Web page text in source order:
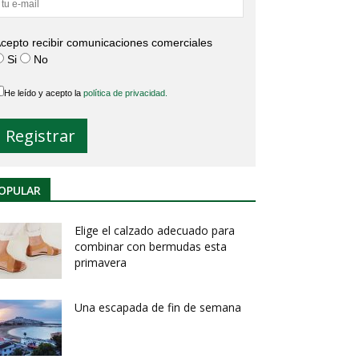
recibir comunicaciones comerciales
Si
No
He leído y acepto la política de privacidad.
Elige el calzado adecuado para
combinar con bermudas esta
primavera
Una escapada de fin de semana